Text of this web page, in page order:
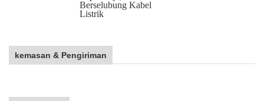
Berselubung Kabel
Listrik
kemasan & Pengiriman